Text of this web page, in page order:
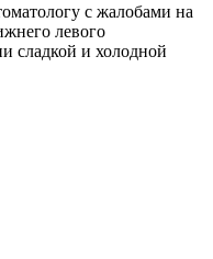
с жалобами на
левого
сладкой и холодной